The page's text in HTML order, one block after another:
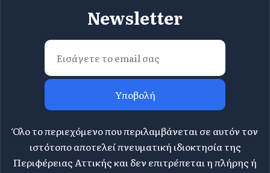
Newsletter
Υποβολή
Όλο το περιεχόμενο που περιλαμβάνεται σε αυτόν τον
ιστότοπο αποτελεί πνευματική ιδιοκτησία της
Περιφέρειας Αττικής και δεν επιτρέπεται η πλήρης ή